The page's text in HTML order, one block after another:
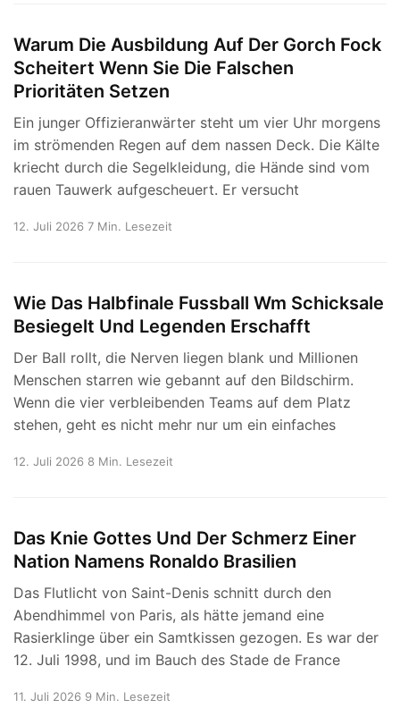
Warum Die Ausbildung Auf Der Gorch Fock
Scheitert Wenn Sie Die Falschen
Prioritäten Setzen
Ein junger Offizieranwärter steht um vier Uhr morgens
im strömenden Regen auf dem nassen Deck. Die Kälte
kriecht durch die Segelkleidung, die Hände sind vom
rauen Tauwerk aufgescheuert. Er versucht
12. Juli 2026 7 Min. Lesezeit
Wie Das Halbfinale Fussball Wm Schicksale
Besiegelt Und Legenden Erschafft
Der Ball rollt, die Nerven liegen blank und Millionen
Menschen starren wie gebannt auf den Bildschirm.
Wenn die vier verbleibenden Teams auf dem Platz
stehen, geht es nicht mehr nur um ein einfaches
12. Juli 2026 8 Min. Lesezeit
Das Knie Gottes Und Der Schmerz Einer
Nation Namens Ronaldo Brasilien
Das Flutlicht von Saint-Denis schnitt durch den
Abendhimmel von Paris, als hätte jemand eine
Rasierklinge über ein Samtkissen gezogen. Es war der
12. Juli 1998, und im Bauch des Stade de France
11. Juli 2026 9 Min. Lesezeit